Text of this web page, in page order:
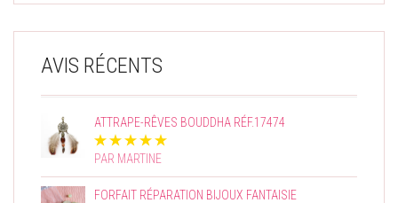
AVIS RÉCENTS
ATTRAPE-RÊVES BOUDDHA RÉF.17474
PAR MARTINE
FORFAIT RÉPARATION BIJOUX FANTAISIE